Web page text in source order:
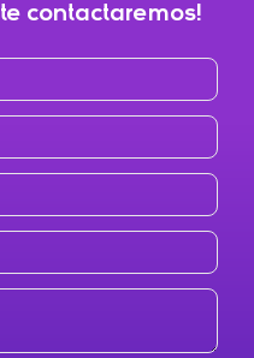
contactaremos!